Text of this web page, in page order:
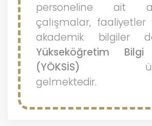
personeline ait
çalışmalar,
akademik bilgiler
Yükseköğretim
(YÖKSİS)
gelmektedir.